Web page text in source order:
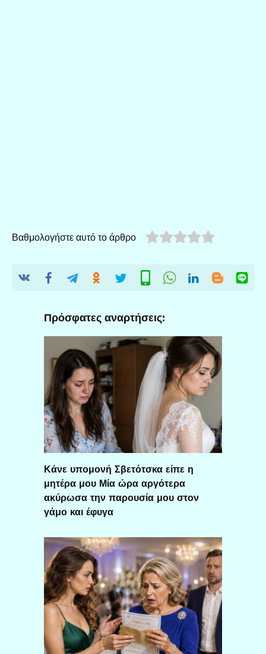
Βαθμολογήστε αυτό το άρθρο
Πρόσφατες αναρτήσεις:
Κάνε υπομονή Σβετότσκα είπε η
μητέρα μου Μία ώρα αργότερα
ακύρωσα την παρουσία μου στον
γάμο και έφυγα